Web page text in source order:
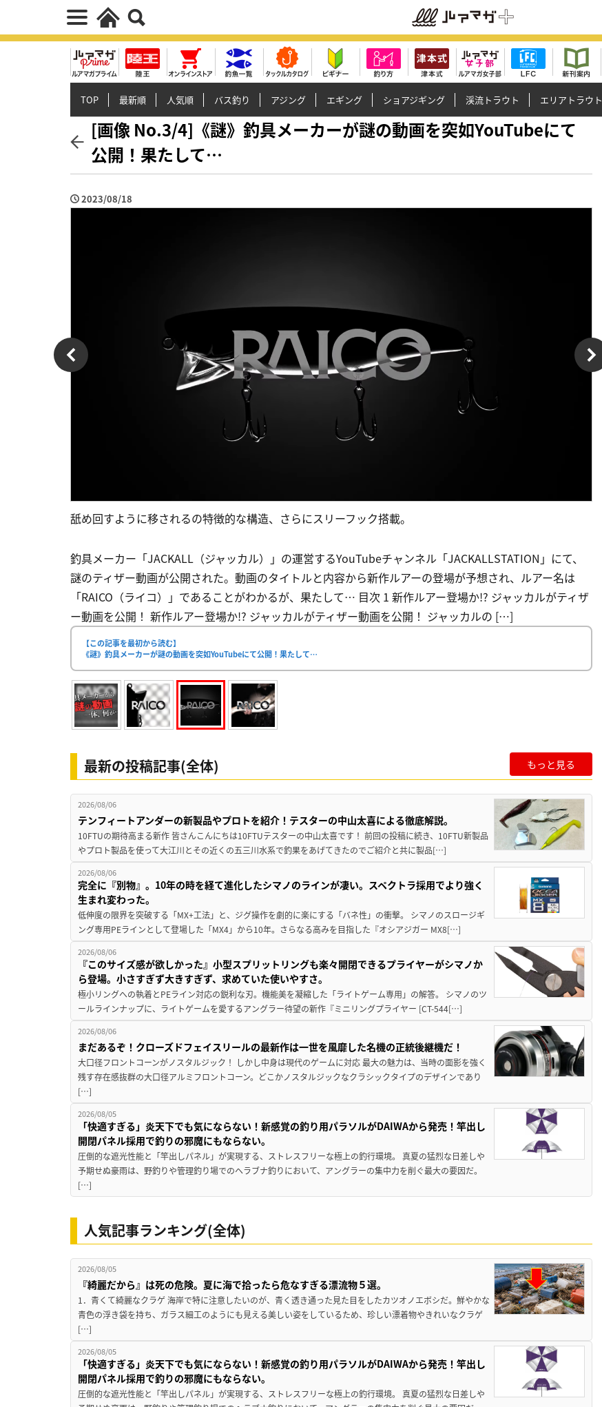
TOP 最新順 人気順 バス釣り アジング エギング ショアジギング 渓流トラウト エリアトラウト
[画像 No.3/4]《謎》釣具メーカーが謎の動画を突如YouTubeにて
公開！果たして…
2023/08/18
舐め回すように移されるの特徴的な構造、さらにスリーフック搭載。
釣具メーカー「JACKALL（ジャッカル）」の運営するYouTubeチャンネル「JACKALLSTATION」にて、
謎のティザー動画が公開された。動画のタイトルと内容から新作ルアーの登場が予想され、ルアー名は
「RAICO（ライコ）」であることがわかるが、果たして… 目次 1 新作ルアー登場か!? ジャッカルがティザ
ー動画を公開！ 新作ルアー登場か!? ジャッカルがティザー動画を公開！ ジャッカルの […]
【この記事を最初から読む】
《謎》釣具メーカーが謎の動画を突如YouTubeにて公開！果たして…
最新の投稿記事(全体) もっと見る
2026/08/06
テンフィートアンダーの新製品やプロトを紹介！テスターの中山太喜による徹底解説。
10FTUの期待高まる新作 皆さんこんにちは10FTUテスターの中山太喜です！ 前回の投稿に続き、10FTU新製品
やプロト製品を使って大江川とその近くの五三川水系で釣果をあげてきたのでご紹介と共に製品[…]
2026/08/06
完全に『別物』。10年の時を経て進化したシマノのラインが凄い。スペクトラ採用でより強く
生まれ変わった。
低伸度の限界を突破する「MX+工法」と、ジグ操作を劇的に楽にする「バネ性」の衝撃。 シマノのスロージギ
ング専用PEラインとして登場した「MX4」から10年。さらなる高みを目指した『オシアジガー MX8[…]
2026/08/06
『このサイズ感が欲しかった』小型スプリットリングも楽々開閉できるプライヤーがシマノか
ら登場。小さすぎず大きすぎず、求めていた使いやすさ。
極小リングへの執着とPEライン対応の鋭利な刃。機能美を凝縮した「ライトゲーム専用」の解答。 シマノのツ
ールラインナップに、ライトゲームを愛するアングラー待望の新作『ミニリングプライヤー [CT-544[…]
2026/08/06
まだあるぞ！クローズドフェイスリールの最新作は一世を風靡した名機の正統後継機だ！
大口径フロントコーンがノスタルジック！ しかし中身は現代のゲームに対応 最大の魅力は、当時の面影を強く
残す存在感抜群の大口径アルミフロントコーン。どこかノスタルジックなクラシックタイプのデザインであり
[…]
2026/08/05
「快適すぎる」炎天下でも気にならない！新感覚の釣り用パラソルがDAIWAから発売！竿出し
開閉パネル採用で釣りの邪魔にもならない。
圧倒的な遮光性能と「竿出しパネル」が実現する、ストレスフリーな極上の釣行環境。 真夏の猛烈な日差しや
予期せぬ豪雨は、野釣りや管理釣り場でのヘラブナ釣りにおいて、アングラーの集中力を削ぐ最大の要因だ。
[…]
人気記事ランキング(全体)
2026/08/05
『綺麗だから』は死の危険。夏に海で拾ったら危なすぎる漂流物５選。
1．青くて綺麗なクラゲ 海岸で特に注意したいのが、青く透き通った見た目をしたカツオノエボシだ。鮮やかな
青色の浮き袋を持ち、ガラス細工のようにも見える美しい姿をしているため、珍しい漂着物やきれいなクラゲ
[…]
2026/08/05
「快適すぎる」炎天下でも気にならない！新感覚の釣り用パラソルがDAIWAから発売！竿出し
開閉パネル採用で釣りの邪魔にもならない。
圧倒的な遮光性能と「竿出しパネル」が実現する、ストレスフリーな極上の釣行環境。 真夏の猛烈な日差しや